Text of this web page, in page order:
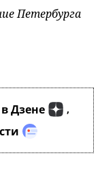
Петербурга
в Дзене ,